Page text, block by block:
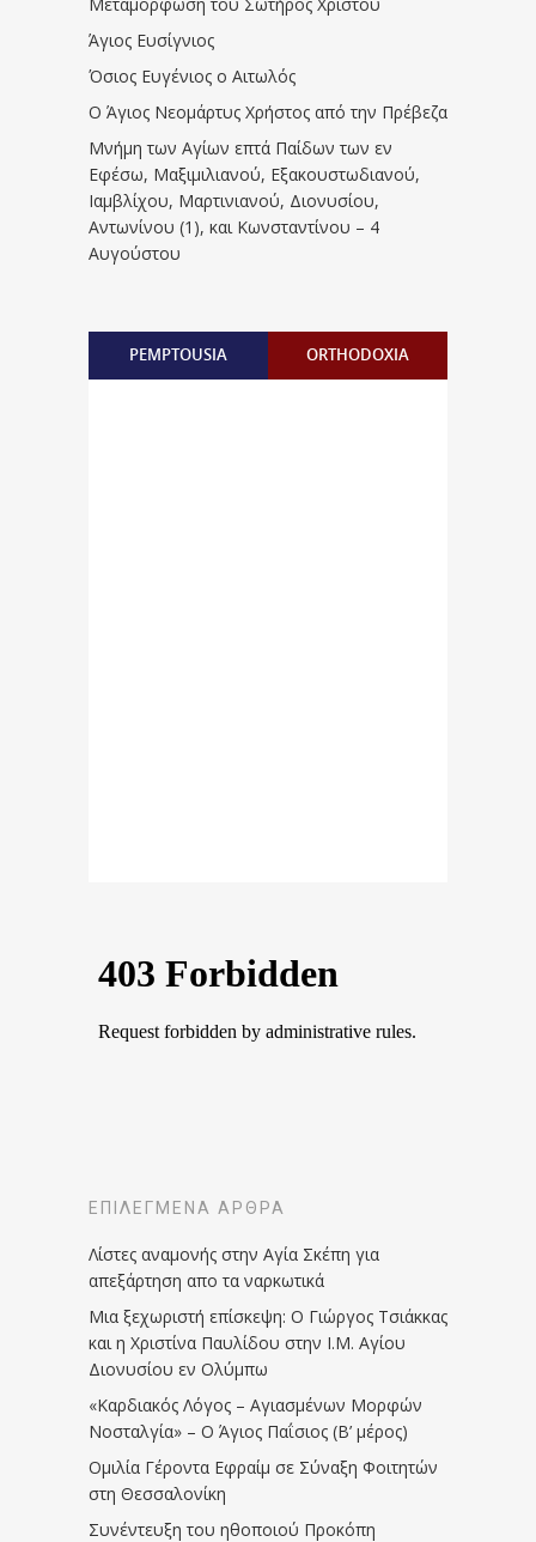
Άγιος Ευσίγνιος
Όσιος Ευγένιος ο Αιτωλός
Ο Άγιος Νεομάρτυς Χρήστος από την Πρέβεζα
Μνήμη των Aγίων επτά Παίδων των εν
Eφέσω, Mαξιμιλιανού, Eξακουστωδιανού,
Iαμβλίχου, Mαρτινιανού, Διονυσίου,
Aντωνίνου (1), και Kωνσταντίνου – 4
Αυγούστου
PEMPTOUSIA ORTHODOXIA
ΕΠΙΛΕΓΜΈΝΑ ΆΡΘΡΑ
Λίστες αναμονής στην Αγία Σκέπη για
απεξάρτηση απο τα ναρκωτικά
Μια ξεχωριστή επίσκεψη: Ο Γιώργος Τσιάκκας
και η Χριστίνα Παυλίδου στην Ι.Μ. Αγίου
Διονυσίου εν Ολύμπω
«Καρδιακός Λόγος – Αγιασμένων Μορφών
Νοσταλγία» – Ο Άγιος Παΐσιος (Β’ μέρος)
Ομιλία Γέροντα Εφραίμ σε Σύναξη Φοιτητών
στη Θεσσαλονίκη
Συνέντευξη του ηθοποιού Προκόπη